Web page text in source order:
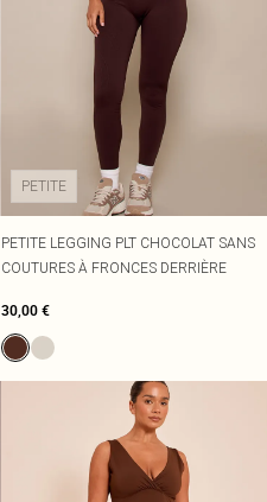
PETITE
PETITE LEGGING PLT CHOCOLAT SANS
COUTURES À FRONCES DERRIÈRE
30,00 €